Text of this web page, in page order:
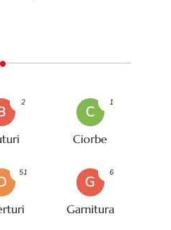
2
C
Ciorbe
1
51
G
Garnitura
6